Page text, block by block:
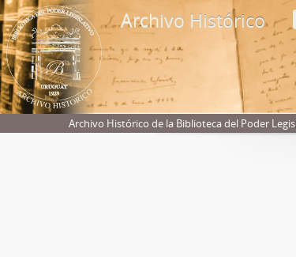
Archivo Histórico
Archivo Histórico de la Biblioteca del Poder